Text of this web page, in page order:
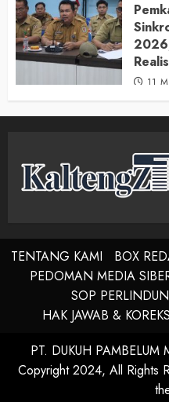
11
TENTANG KAMI BOX
PEDOMAN MEDIA
SOP
HAK JAWAB &
PT. DUKUH
Copyright 2024, All Rights